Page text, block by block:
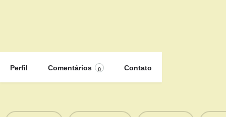
Perfil Comentários 0 Contato